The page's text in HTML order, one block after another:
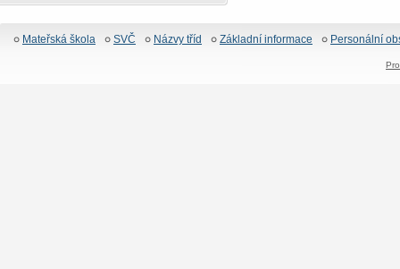
Mateřská škola SVČ Názvy tříd Základní informace Personální